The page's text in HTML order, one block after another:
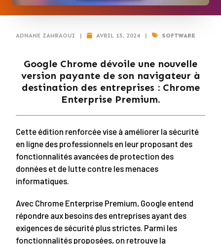
ADNANE ZAHRAOUI | AVRIL 15, 2024 | SOFTWARE
Google Chrome dévoile une nouvelle
version payante de son navigateur à
destination des entreprises : Chrome
Enterprise Premium.
Cette édition renforcée vise à améliorer la sécurité
en ligne des professionnels en leur proposant des
fonctionnalités avancées de protection des
données et de lutte contre les menaces
informatiques.
Avec Chrome Enterprise Premium, Google entend
répondre aux besoins des entreprises ayant des
exigences de sécurité plus strictes. Parmi les
fonctionnalités proposées, on retrouve la